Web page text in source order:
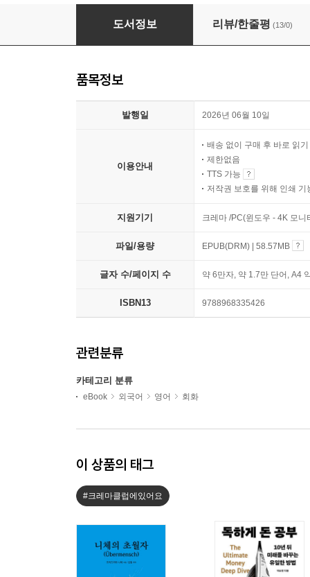
무례한 영어에서 탈출하기
도서정보 리뷰/한줄평 (13/0)
품목정보
발행일 2026년 06월 10일
이용안내
배송 없이 구매 후 바로 읽기
제한없음
TTS 가능
저작권 보호를 위해 인쇄 기
지원기기 크레마 /PC(윈도우 - 4K 모
파일/용량 EPUB(DRM) | 58.57MB
글자 수/페이지 수 약 6만자, 약 1.7만 단어, A4
ISBN13 9788968335426
관련분류
카테고리 분류
eBook 외국어 영어 회화
이 상품의 태그
#크레마클럽에있어요